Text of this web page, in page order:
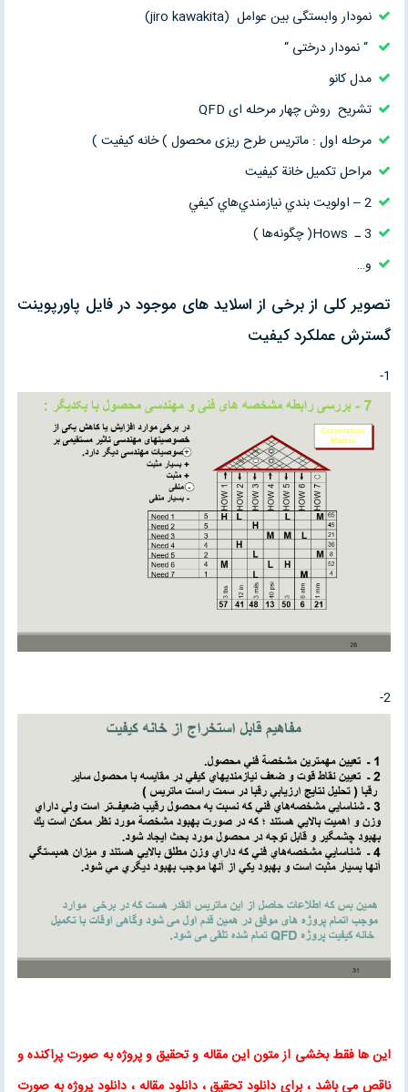
نمودار وابستگی بین عوامل (jiro kawakita)
“ نمودار درختی “
مدل کانو
تشریح روش چهار مرحله ای QFD
مرحله اول : ماتریس طرح ریزی محصول ) خانه کیفیت )
مراحل تكميل خانة كيفيت
2 – اولويت بندي نيازمندي‌هاي كيفي
3 ـ Hows( چگونه‌ها )
و…
تصویر کلی از برخی از اسلاید های موجود در فایل پاورپوینت
گسترش عملکرد کیفیت
1-
2-
این ها فقط بخشی از متون اینمقاله وتحقیق و پروژه به صورت پراکنده و
ناقص می باشد ، برای دانلود تحقیق ،دانلود مقاله ، دانلود پروژه به صورت